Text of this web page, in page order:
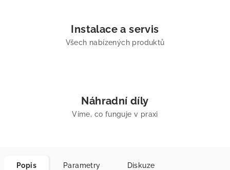
Instalace a servis
Všech nabízených produktů
Náhradní díly
Víme, co funguje v praxi
Popis Parametry Diskuze